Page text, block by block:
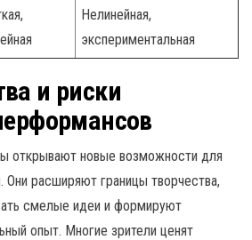
Нелинейная,
экспериментальная
и риски
открывают новые возможности для
Они расширяют границы творчества,
смелые идеи и формируют
опыт. Многие зрители ценят